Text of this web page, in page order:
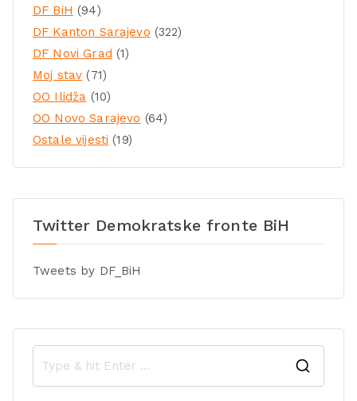
DF BiH (94)
DF Kanton Sarajevo (322)
DF Novi Grad (1)
Moj stav (71)
OO Ilidža (10)
OO Novo Sarajevo (64)
Ostale vijesti (19)
Twitter Demokratske fronte BiH
Tweets by DF_BiH